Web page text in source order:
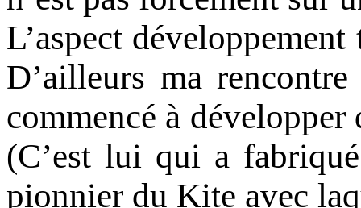
L’aspect
D’ailleurs ma
commencé à développer
(C’est lui qui a
pionnier du Kite avec